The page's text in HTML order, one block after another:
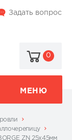
Задать вопрос
0
МЕНЮ
ZN 25х45мм